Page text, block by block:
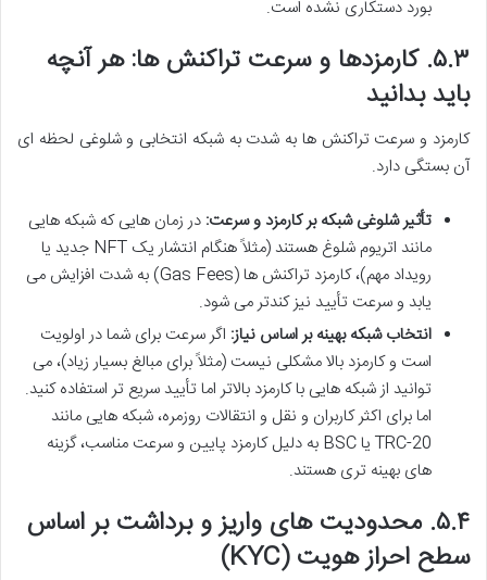
بورد دستکاری نشده است.
۵.۳. کارمزدها و سرعت تراکنش ها: هر آنچه
باید بدانید
کارمزد و سرعت تراکنش ها به شدت به شبکه انتخابی و شلوغی لحظه ای
آن بستگی دارد.
تأثیر شلوغی شبکه بر کارمزد و سرعت: در زمان هایی که شبکه هایی
مانند اتریوم شلوغ هستند (مثلاً هنگام انتشار یک NFT جدید یا
رویداد مهم)، کارمزد تراکنش ها (Gas Fees) به شدت افزایش می
یابد و سرعت تأیید نیز کندتر می شود.
انتخاب شبکه بهینه بر اساس نیاز: اگر سرعت برای شما در اولویت
است و کارمزد بالا مشکلی نیست (مثلاً برای مبالغ بسیار زیاد)، می
توانید از شبکه هایی با کارمزد بالاتر اما تأیید سریع تر استفاده کنید.
اما برای اکثر کاربران و نقل و انتقالات روزمره، شبکه هایی مانند
TRC-20 یا BSC به دلیل کارمزد پایین و سرعت مناسب، گزینه
های بهینه تری هستند.
۵.۴. محدودیت های واریز و برداشت بر اساس
سطح احراز هویت (KYC)